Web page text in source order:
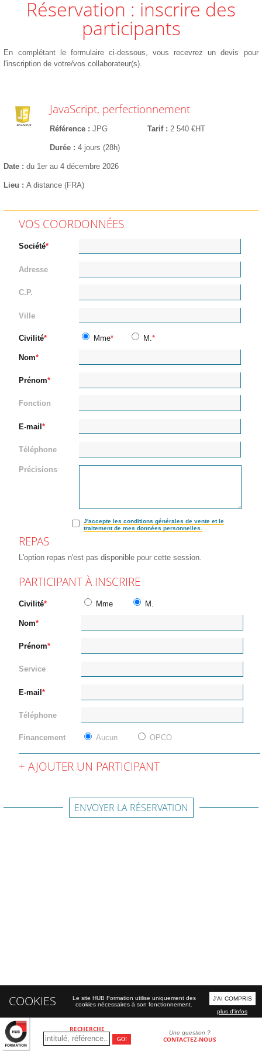
RECHERCHE Une question ?
CONTACTEZ-NOUS
Réservation : inscrire des
participants
En complétant le formulaire ci-dessous, vous recevrez un devis pour
l'inscription de votre/vos collaborateur(s).
JavaScript, perfectionnement
Référence JPG Tarif 2 540 €HT
Durée 4 jours (28h)
Date du 1er au 4 décembre 2026
Lieu A distance (FRA)
VOS COORDONNÉES
Société
Adresse
C.P.
Ville
Civilité Mme M.
Nom
Prénom
Fonction
E-mail
Téléphone
Précisions
J'accepte les conditions générales de vente et le
traitement de mes données personnelles.
REPAS
L'option repas n'est pas disponible pour cette session.
PARTICIPANT À INSCRIRE
Civilité Mme M.
Nom
Prénom
Service
E-mail
Téléphone
Financement Aucun OPCO
AJOUTER UN PARTICIPANT
ENVOYER LA RÉSERVATION
COOKIES
Le site HUB Formation utilise uniquement des
cookies nécessaires à son fonctionnement.
J'AI COMPRIS
plus d'infos